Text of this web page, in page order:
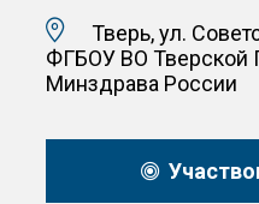
Тверь, ул.
ФГБОУ ВО Тверской
Минздрава России